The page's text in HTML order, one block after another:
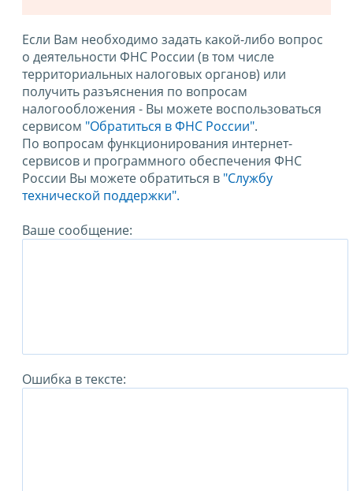
Если Вам необходимо задать какой-либо вопрос
о деятельности ФНС России (в том числе
территориальных налоговых органов) или
получить разъяснения по вопросам
налогообложения - Вы можете воспользоваться
сервисом "Обратиться в ФНС России".
По вопросам функционирования интернет-
сервисов и программного обеспечения ФНС
России Вы можете обратиться в "Службу
технической поддержки".
Ваше сообщение:
Ошибка в тексте: